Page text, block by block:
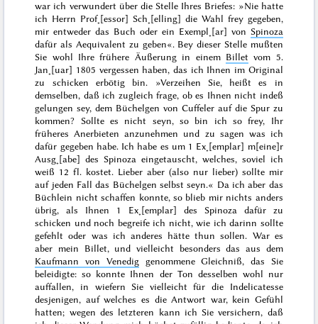
war ich verwundert über die Stelle Ihres Briefes: »Nie hatte
ich Herrn Prof˖[essor] Sch˖[elling] die Wahl frey gegeben,
mir entweder das Buch oder ein Exempl˖[ar] von Spinoza
dafür als Aequivalent zu geben«. Bey dieser Stelle mußten
Sie wohl Ihre frühere Äußerung in einem Billet vom 5.
Jan˖[uar] 1805 vergessen haben, das ich Ihnen im Original
zu schicken erbötig bin. »Verzeihen Sie, heißt es in
demselben, daß ich zugleich frage, ob es Ihnen nicht indeß
gelungen sey, dem Büchelgen von Cuffeler auf die Spur zu
kommen? Sollte es nicht seyn, so bin ich so frey, Ihr
früheres Anerbieten anzunehmen und zu sagen was ich
dafür gegeben habe. Ich habe es um 1 Ex˖[emplar] m[eine]r
Ausg˖[abe] des Spinoza eingetauscht, welches, soviel ich
weiß 12 fl. kostet. Lieber aber (also nur lieber) sollte mir
auf jeden Fall das Büchelgen selbst seyn.« Da ich aber das
Büchlein nicht schaffen konnte, so blieb mir nichts anders
übrig, als Ihnen 1 Ex˖[emplar] des Spinoza dafür zu
schicken und noch begreife ich nicht, wie ich darinn sollte
gefehlt oder was ich anderes hätte thun sollen. War es
aber mein Billet, und vielleicht besonders das aus dem
Kaufmann von Venediggenommene Gleichniß, das Sie
beleidigte: so konnte Ihnen der Ton desselben wohl nur
auffallen, in wiefern Sie vielleicht für die Indelicatesse
desjenigen, auf welches es die Antwort war, kein Gefühl
hatten; wegen des letzteren kann ich Sie versichern, daß